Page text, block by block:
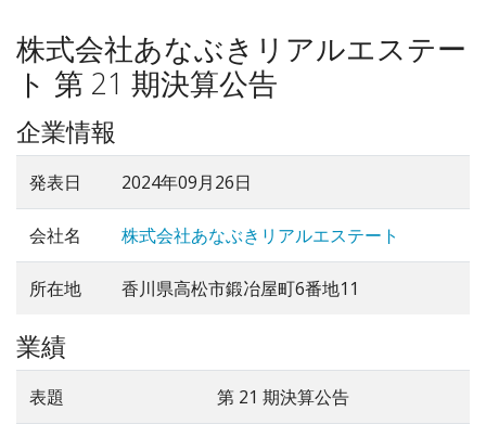
株式会社あなぶきリアルエステー
ト 第 21 期決算公告
企業情報
発表日 2024年09月26日
会社名 株式会社あなぶきリアルエステート
所在地 香川県高松市鍛冶屋町6番地11
業績
表題 第 21 期決算公告